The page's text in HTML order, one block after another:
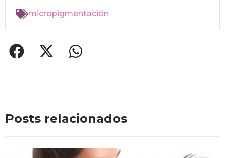
micropigmentación
Posts relacionados